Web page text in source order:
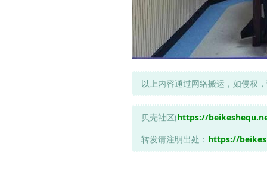
以上内容通过网络搬运，如侵权
贝壳社区(https://
转发请注明出处： https://